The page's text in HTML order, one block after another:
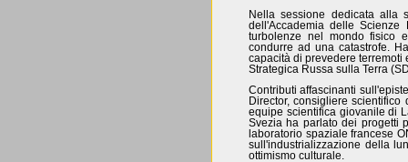
Nella sessione dedicata alla
dell'Accademia delle
turbolenze nel mondo fisico
condurre ad una catastrofe.
capacità di prevedere terremoti
Strategica Russa sulla Terra
Contributi affascinanti
Director, consigliere
equipe scientifica giovanile di
Svezia ha parlato dei progetti
laboratorio spaziale francese
sull'industrializzazione della
ottimismo culturale.